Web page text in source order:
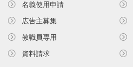
名義使⽤申請
広告主募集
教職員専⽤
資料請求